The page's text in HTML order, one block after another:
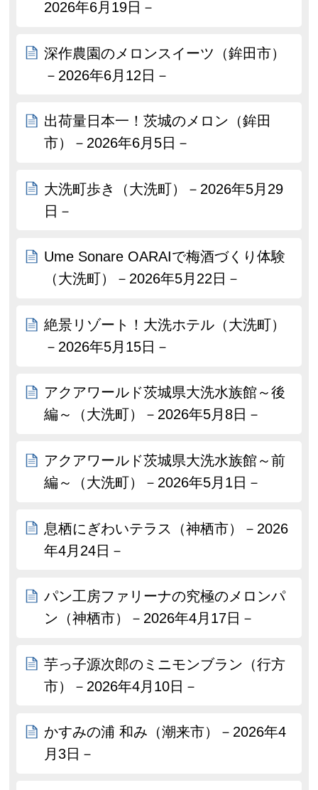
2026年6月19日－
深作農園のメロンスイーツ（鉾田市）
－2026年6月12日－
出荷量日本一！茨城のメロン（鉾田
市）－2026年6月5日－
大洗町歩き（大洗町）－2026年5月29
日－
Ume Sonare OARAIで梅酒づくり体験
（大洗町）－2026年5月22日－
絶景リゾート！大洗ホテル（大洗町）
－2026年5月15日－
アクアワールド茨城県大洗水族館～後
編～（大洗町）－2026年5月8日－
アクアワールド茨城県大洗水族館～前
編～（大洗町）－2026年5月1日－
息栖にぎわいテラス（神栖市）－2026
年4月24日－
パン工房ファリーナの究極のメロンパ
ン（神栖市）－2026年4月17日－
芋っ子源次郎のミニモンブラン（行方
市）－2026年4月10日－
かすみの浦 和み（潮来市）－2026年4
月3日－